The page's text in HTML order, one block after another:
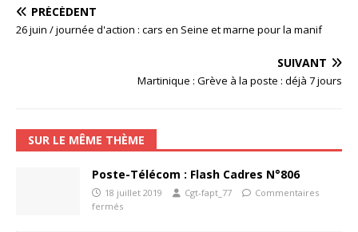
PRÉCÉDENT
26 juin / journée d'action : cars en Seine et marne pour la manif
SUIVANT
Martinique : Grève à la poste : déjà 7 jours
SUR LE MÊME THÈME
Poste-Télécom : Flash Cadres N°806
18 juillet 2019 Cgt-fapt_77
Commentaires
fermés